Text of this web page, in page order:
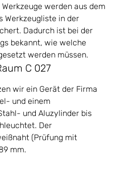
werden aus dem
Werkzeugliste in der
Dadurch ist bei der
bekannt, wie welche
werden müssen.
C 027
wir ein Gerät der Firma
und einem
und Aluzylinder bis
Der
(Prüfung mit
mm.